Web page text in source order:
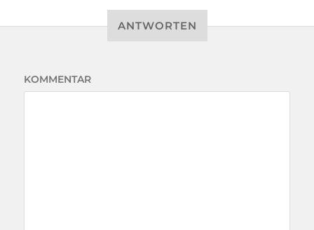
ANTWORTEN
KOMMENTAR